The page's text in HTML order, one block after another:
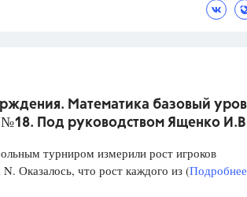
Математика базовый
Под руководством Ященко
турниром измерили рост игроков
Оказалось, что рост каждого из (